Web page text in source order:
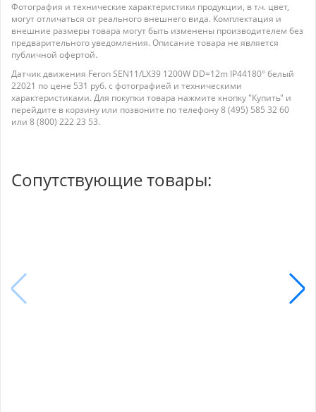
Фотография и технические характеристики продукции, в т.ч. цвет,
могут отличаться от реального внешнего вида. Комплектация и
внешние размеры товара могут быть изменены производителем без
предварительного уведомления. Описание товара не является
публичной офертой.
Датчик движения Feron SEN11/LX39 1200W DD=12m IP44180° белый
22021 по цене 531 руб. с фотографией и техническими
характеристиками. Для покупки товара нажмите кнопку "Купить" и
перейдите в корзину или позвоните по телефону 8 (495) 585 32 60
или 8 (800) 222 23 53.
Сопутствующие товары: